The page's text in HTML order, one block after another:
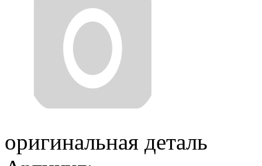
оригинальная деталь